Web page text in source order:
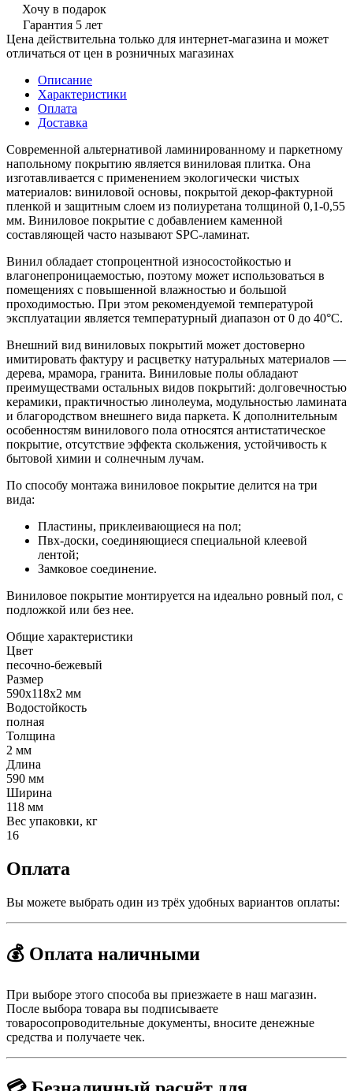
Хочу в подарок
Гарантия 5 лет
Цена действительна только для интернет-магазина и может
отличаться от цен в розничных магазинах
Описание
Характеристики
Оплата
Доставка
Современной альтернативой ламинированному и паркетному
напольному покрытию является виниловая плитка. Она
изготавливается с применением экологически чистых
материалов: виниловой основы, покрытой декор-фактурной
пленкой и защитным слоем из полиуретана толщиной 0,1-0,55
мм. Виниловое покрытие с добавлением каменной
составляющей часто называют SPC-ламинат.
Винил обладает стопроцентной износостойкостью и
влагонепроницаемостью, поэтому может использоваться в
помещениях с повышенной влажностью и большой
проходимостью. При этом рекомендуемой температурой
эксплуатации является температурный диапазон от 0 до 40°С.
Внешний вид виниловых покрытий может достоверно
имитировать фактуру и расцветку натуральных материалов —
дерева, мрамора, гранита. Виниловые полы обладают
преимуществами остальных видов покрытий: долговечностью
керамики, практичностью линолеума, модульностью ламината
и благородством внешнего вида паркета. К дополнительным
особенностям винилового пола относятся антистатическое
покрытие, отсутствие эффекта скольжения, устойчивость к
бытовой химии и солнечным лучам.
По способу монтажа виниловое покрытие делится на три
вида:
Пластины, приклеивающиеся на пол;
Пвх-доски, соединяющиеся специальной клеевой
лентой;
Замковое соединение.
Виниловое покрытие монтируется на идеально ровный пол, с
подложкой или без нее.
Общие характеристики
Цвет
песочно-бежевый
Размер
590x118x2 мм
Водостойкость
полная
Толщина
2 мм
Длина
590 мм
Ширина
118 мм
Вес упаковки, кг
16
Оплата
Вы можете выбрать один из трёх удобных вариантов оплаты:
💰 Оплата наличными
При выборе этого способа вы приезжаете в наш магазин.
После выбора товара вы подписываете
товаросопроводительные документы, вносите денежные
средства и получаете чек.